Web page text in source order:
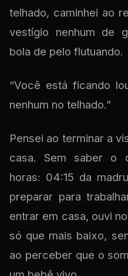
telhado, caminhei ao
vestígio nenhum de
bola de pelo flutuando.
“Você está ficando
nenhum no telhado.”
Pensei ao terminar a
casa. Sem saber o
horas: 04:15 da
preparar para
entrar em casa, ouvi
só que mais baixo,
ao perceber que o